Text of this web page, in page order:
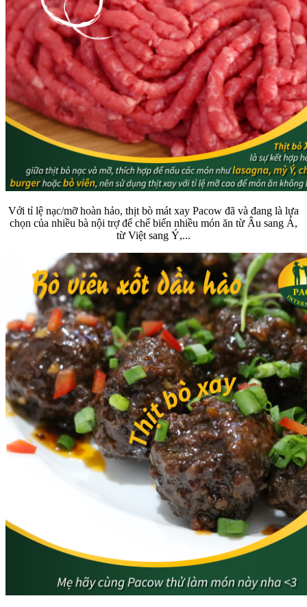
Với tỉ lệ nạc/mỡ hoàn hảo, thịt bò mát xay Pacow đã và đang là lựa
chọn của nhiều bà nội trợ để chế biến nhiều món ăn từ Âu sang Á,
từ Việt sang Ý,...